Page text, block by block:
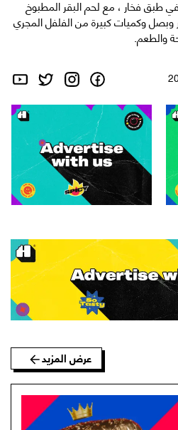
طبق فخار ، مع لحم البقر المطبوخ
وبصل وكميات كبيرة من الفلفل المجري
والطعم.
عرض المزيد